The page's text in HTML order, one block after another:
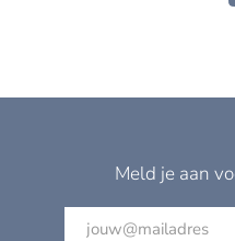
Meld je aan